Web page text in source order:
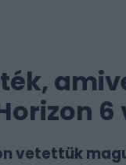
6
vetettük